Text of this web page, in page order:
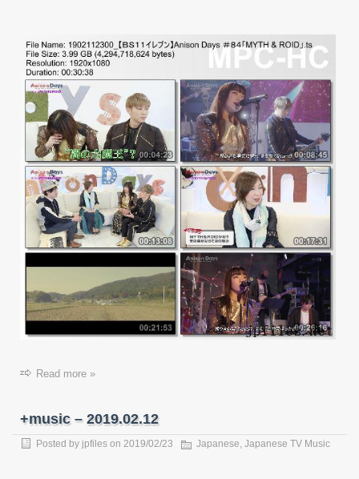
Read more »
+music – 2019.02.12
Posted by jpfiles on 2019/02/23 Japanese, Japanese TV Music